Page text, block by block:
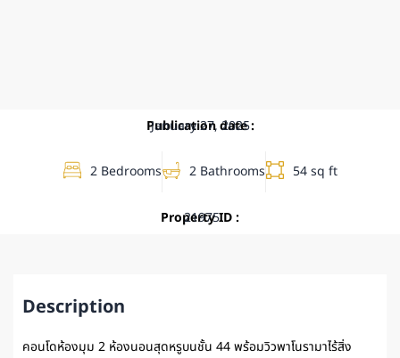
Publication date :
January 27, 2025
2 Bedrooms 2 Bathrooms 54 sq ft
Property ID :
21975
Description
คอนโดห้องมุม 2 ห้องนอนสุดหรูบนชั้น 44 พร้อมวิวพาโนรามาไร้สิ่ง